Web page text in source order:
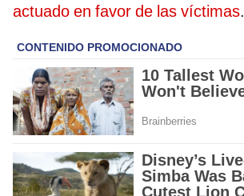
actuado en favor de las víctimas.